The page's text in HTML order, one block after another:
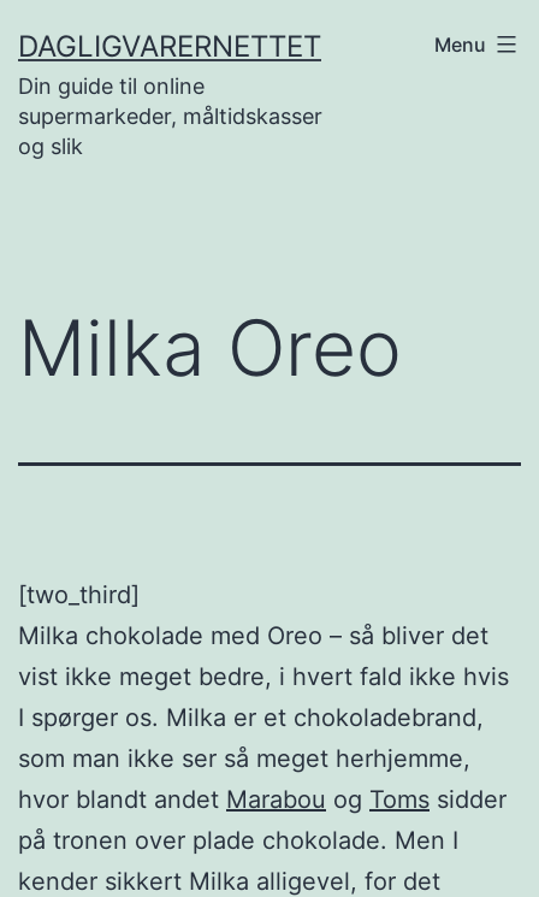
to
content
DAGLIGVARERNETTET
Din guide til online
supermarkeder, måltidskasser
og slik
Menu
Milka Oreo
[two_third]
Milka chokolade med Oreo – så bliver det
vist ikke meget bedre, i hvert fald ikke hvis
I spørger os. Milka er et chokoladebrand,
som man ikke ser så meget herhjemme,
hvor blandt andet Marabou og Toms sidder
på tronen over plade chokolade. Men I
kender sikkert Milka alligevel, for det